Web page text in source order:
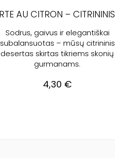
Sodrus, gaivus ir elegantiškai
subalansuotas – mūsų citrininis
desertas skirtas tikriems skonių
gurmanams.
4,30 €